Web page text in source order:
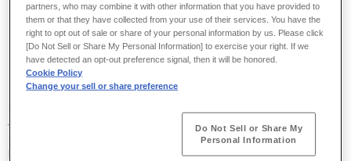
たシールド掘進機は、２０１１年８月に９２８工区および９３２工
区向けに佐藤工業（株）のシンガポール法人Sato Kogyo (S) Pte.Ltd
partners, who may combine it with other information that you have provided to
them or that they have collected from your use of their services. You have the
right to opt out of sale or share of your personal information by us. Please click
[Do Not Sell or Share My Personal Information] to exercise your right. If we
have detected an opt-out preference signal, then it will be honored.
Cookie Policy
Change your sell or share preference
Do Not Sell or Share My
Personal Information